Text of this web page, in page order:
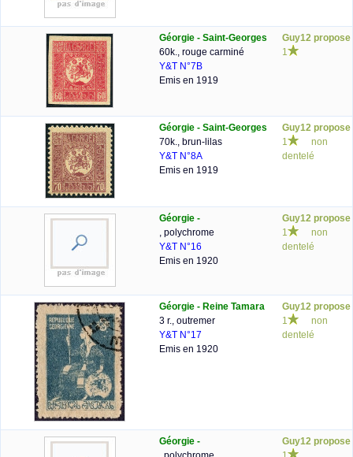
Géorgie - Saint-Georges
60k., rouge carminé
Y&T N°7B
Emis en 1919
Guy12 propose
1
Géorgie - Saint-Georges
70k., brun-lilas
Y&T N°8A
Emis en 1919
Guy12 propose
1
non
dentelé
Géorgie -
, polychrome
Y&T N°16
Emis en 1920
Guy12 propose
1
non
dentelé
Géorgie - Reine Tamara
3 r., outremer
Y&T N°17
Emis en 1920
Guy12 propose
1
non
dentelé
Géorgie -
Guy12 propose